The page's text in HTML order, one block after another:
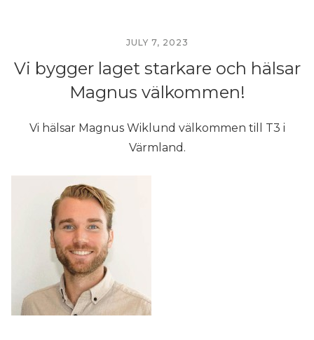
JULY 7, 2023
Vi bygger laget starkare och hälsar
Magnus välkommen!
Vi hälsar Magnus Wiklund välkommen till T3 i
Värmland.